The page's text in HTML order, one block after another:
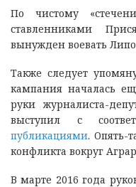
По чистому
ставленниками
вынужден воевать
Также следует
кампания началась
руки журналиста-
выступил с
публикациями. Опять-
конфликта вокруг
В марте 2016 года